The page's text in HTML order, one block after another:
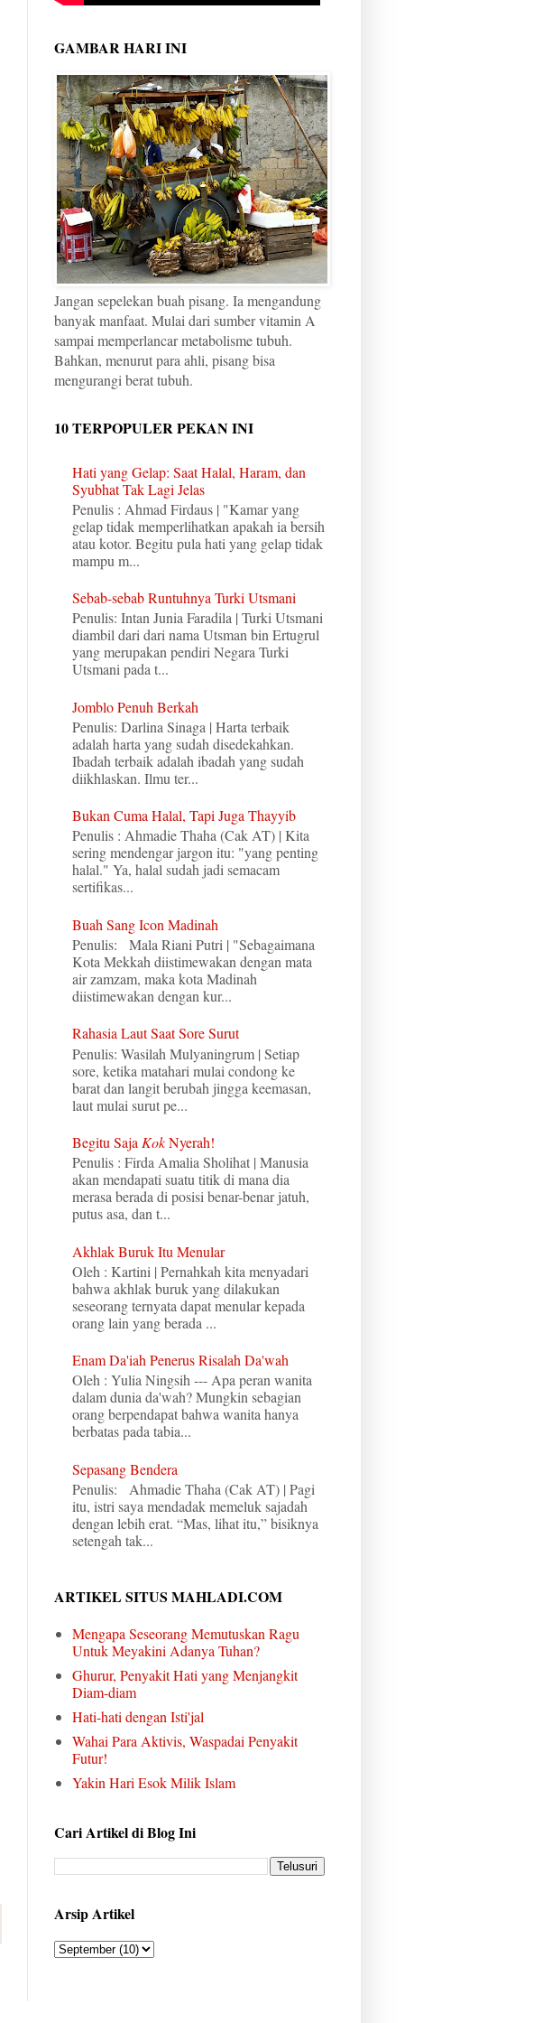
GAMBAR HARI INI
Jangan sepelekan buah pisang. Ia mengandung
banyak manfaat. Mulai dari sumber vitamin A
sampai memperlancar metabolisme tubuh.
Bahkan, menurut para ahli, pisang bisa
mengurangi berat tubuh.
10 TERPOPULER PEKAN INI
Hati yang Gelap: Saat Halal, Haram, dan
Syubhat Tak Lagi Jelas
Penulis : Ahmad Firdaus | "Kamar yang
gelap tidak memperlihatkan apakah ia bersih
atau kotor. Begitu pula hati yang gelap tidak
mampu m...
Sebab-sebab Runtuhnya Turki Utsmani
Penulis: Intan Junia Faradila | Turki Utsmani
diambil dari dari nama Utsman bin Ertugrul
yang merupakan pendiri Negara Turki
Utsmani pada t...
Jomblo Penuh Berkah
Penulis: Darlina Sinaga | Harta terbaik
adalah harta yang sudah disedekahkan.
Ibadah terbaik adalah ibadah yang sudah
diikhlaskan. Ilmu ter...
Bukan Cuma Halal, Tapi Juga Thayyib
Penulis : Ahmadie Thaha (Cak AT) | Kita
sering mendengar jargon itu: "yang penting
halal." Ya, halal sudah jadi semacam
sertifikas...
Buah Sang Icon Madinah
Penulis: Mala Riani Putri | "Sebagaimana
Kota Mekkah diistimewakan dengan mata
air zamzam, maka kota Madinah
diistimewakan dengan kur...
Rahasia Laut Saat Sore Surut
Penulis: Wasilah Mulyaningrum | Setiap
sore, ketika matahari mulai condong ke
barat dan langit berubah jingga keemasan,
laut mulai surut pe...
Begitu Saja KokNyerah!
Penulis : Firda Amalia Sholihat | Manusia
akan mendapati suatu titik di mana dia
merasa berada di posisi benar-benar jatuh,
putus asa, dan t...
Akhlak Buruk Itu Menular
Oleh : Kartini | Pernahkah kita menyadari
bahwa akhlak buruk yang dilakukan
seseorang ternyata dapat menular kepada
orang lain yang berada ...
Enam Da'iah Penerus Risalah Da'wah
Oleh : Yulia Ningsih --- Apa peran wanita
dalam dunia da'wah? Mungkin sebagian
orang berpendapat bahwa wanita hanya
berbatas pada tabia...
Sepasang Bendera
Penulis: Ahmadie Thaha (Cak AT) | Pagi
itu, istri saya mendadak memeluk sajadah
dengan lebih erat. “Mas, lihat itu,” bisiknya
setengah tak...
ARTIKEL SITUS MAHLADI.COM
Mengapa Seseorang Memutuskan Ragu
Untuk Meyakini Adanya Tuhan?
Ghurur, Penyakit Hati yang Menjangkit
Diam-diam
Hati-hati dengan Isti'jal
Wahai Para Aktivis, Waspadai Penyakit
Futur!
Yakin Hari Esok Milik Islam
Cari Artikel di Blog Ini
Arsip Artikel